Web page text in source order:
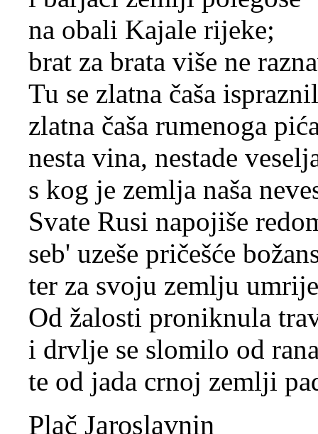
na obali Kajale rijeke;
brat za brata više ne
Tu se zlatna čaša
zlatna čaša rumenoga
nesta vina, nestade
s kog je zemlja naša
Svate Rusi napojiše
seb' uzeše pričešće
ter za svoju zemlju
Od žalosti proniknula
i drvlje se slomilo od
te od jada crnoj zemlji
Plač Jaroslavnin